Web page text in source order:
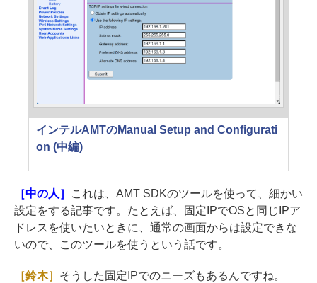
インテルAMTのManual Setup and Configurati
on (中編)
［中の人］
これは、AMT SDKのツールを使って、細かい
設定をする記事です。たとえば、固定IPでOSと同じIPア
ドレスを使いたいときに、通常の画面からは設定できな
いので、このツールを使うという話です。
［鈴木］ そうした固定IPでのニーズもあるんですね。